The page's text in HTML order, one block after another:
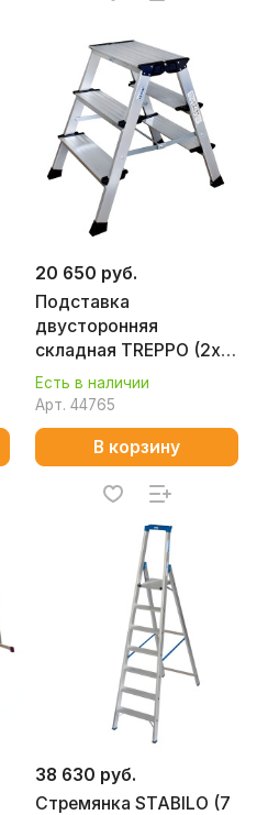
20 650 руб.
Подставка
двусторонняя
складная TREPPO (2х3)
KRAUSE 126030
Есть в наличии
Арт. 44765
В корзину
38 630 руб.
Стремянка STABILO (7